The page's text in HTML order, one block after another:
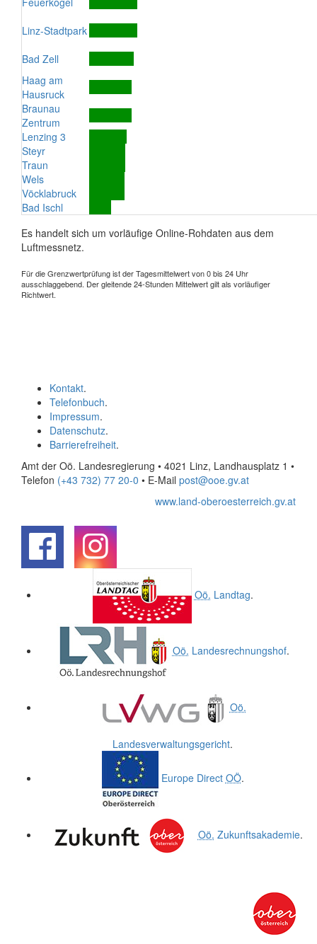
Linz-Stadtpark
Bad Zell
Haag am
Hausruck
Braunau
Zentrum
Lenzing 3
Steyr
Traun
Wels
Vöcklabruck
Bad Ischl
Es handelt sich um vorläufige Online-Rohdaten aus dem
Luftmessnetz.
Für die Grenzwertprüfung ist der Tagesmittelwert von 0 bis 24 Uhr
ausschlaggebend. Der gleitende 24-Stunden Mittelwert gilt als vorläufiger
Richtwert.
Kontakt.
Telefonbuch.
Impressum.
Datenschutz.
Barrierefreiheit.
Amt der Oö. Landesregierung • 4021 Linz, Landhausplatz 1 •
Telefon (+43 732) 77 20-0 • E-Mail post@ooe.gv.at
www.land-oberoesterreich.gv.at
Oö. Landtag.
Oö. Landesrechnungshof.
Oö.
Landesverwaltungsgericht.
Europe Direct OÖ.
Oö. Zukunftsakademie.